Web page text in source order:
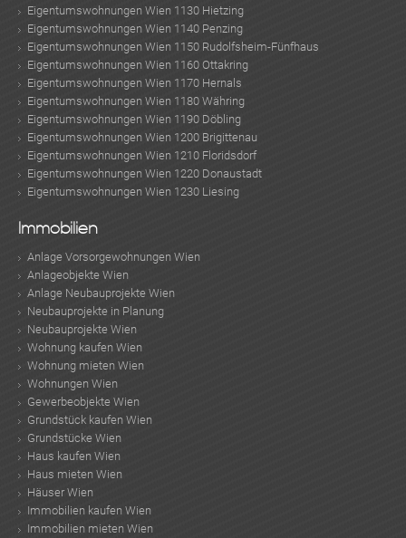
Eigentumswohnungen Wien 1130 Hietzing
Eigentumswohnungen Wien 1140 Penzing
Eigentumswohnungen Wien 1150 Rudolfsheim-Fünfhaus
Eigentumswohnungen Wien 1160 Ottakring
Eigentumswohnungen Wien 1170 Hernals
Eigentumswohnungen Wien 1180 Währing
Eigentumswohnungen Wien 1190 Döbling
Eigentumswohnungen Wien 1200 Brigittenau
Eigentumswohnungen Wien 1210 Floridsdorf
Eigentumswohnungen Wien 1220 Donaustadt
Eigentumswohnungen Wien 1230 Liesing
Immobilien
Anlage Vorsorgewohnungen Wien
Anlageobjekte Wien
Anlage Neubauprojekte Wien
Neubauprojekte in Planung
Neubauprojekte Wien
Wohnung kaufen Wien
Wohnung mieten Wien
Wohnungen Wien
Gewerbeobjekte Wien
Grundstück kaufen Wien
Grundstücke Wien
Haus kaufen Wien
Haus mieten Wien
Häuser Wien
Immobilien kaufen Wien
Immobilien mieten Wien